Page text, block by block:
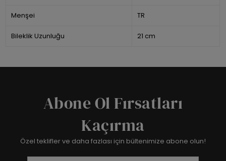
Menşei TR
Bileklik Uzunluğu 21 cm
Abone Ol Fırsatları
Kaçırma
Özel teklifler ve daha fazlası için bültenimize abone olun!